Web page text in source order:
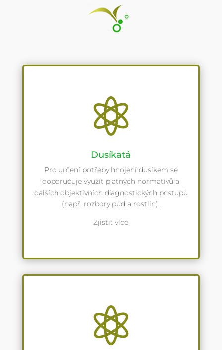

Dusíkatá
Pro určení potřeby hnojení dusíkem se
doporučuje využít platných normativů a
dalších objektivních diagnostických postupů
(např. rozbory půd a rostlin).
Zjistit více
